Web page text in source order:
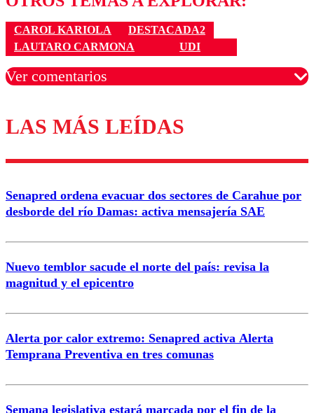
CAROL KARIOLA
DESTACADA2
LAUTARO CARMONA
UDI
Ver comentarios
Los comentarios son moderados para garantizar un
diálogo respetuoso.
Nombre
Correo
LAS MÁS LEÍDAS
Senapred ordena evacuar dos sectores de Carahue por
desborde del río Damas: activa mensajería SAE
Nuevo temblor sacude el norte del país: revisa la
magnitud y el epicentro
Alerta por calor extremo: Senapred activa Alerta
Temprana Preventiva en tres comunas
Semana legislativa estará marcada por el fin de la